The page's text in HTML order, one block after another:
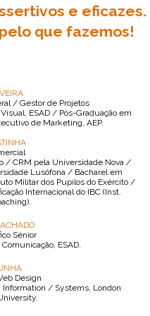
e eficazes.
que fazemos!
/ Gestor de Projetos
ESAD / Pós-Graduação em
de Marketing, AEP.
/ CRM pela Universidade Nova /
Lusófona / Bacharel em
Militar dos Pupilos do Exército /
Internacional do IBC (Inst.
Sénior
ESAD.
Design
/ Systems, London